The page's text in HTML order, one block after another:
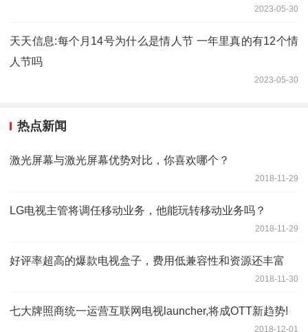
2023-05-30
天天信息:每个月14号为什么是情人节 一年里真的有12个情
人节吗
2023-05-30
热点新闻
激光屏幕与激光屏幕优势对比，你喜欢哪个？
2018-11-29
LG电视主管将调任移动业务，他能玩转移动业务吗？
2018-11-29
好评率超高的爆款电视盒子，费用低兼容性和资源还丰富
2018-11-30
七大牌照商统一运营互联网电视launcher,将成OTT新趋势!
2018-12-01